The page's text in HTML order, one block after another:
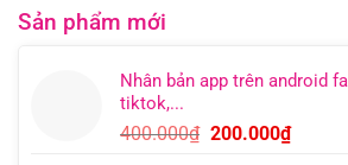
Sản phẩm mới
Nhân bản app trên android
tiktok,...
400.000₫ Giá
200.000₫Giá